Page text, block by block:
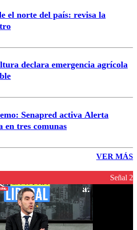
el norte del país: revisa la
declara emergencia agrícola
Senapred activa Alerta
en tres comunas
VER MÁS
Señal 2